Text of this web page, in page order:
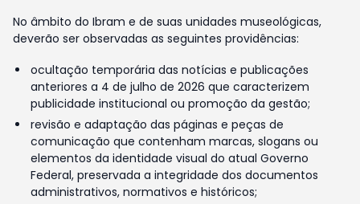
No âmbito do Ibram e de suas unidades museológicas,
deverão ser observadas as seguintes providências:
ocultação temporária das notícias e publicações
anteriores a 4 de julho de 2026 que caracterizem
publicidade institucional ou promoção da gestão;
revisão e adaptação das páginas e peças de
comunicação que contenham marcas, slogans ou
elementos da identidade visual do atual Governo
Federal, preservada a integridade dos documentos
administrativos, normativos e históricos;